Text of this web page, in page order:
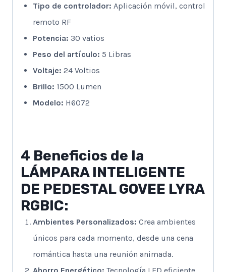
Tipo de controlador: ‎Aplicación móvil, control
remoto RF
Potencia: ‎30 vatios
Peso del artículo: ‎5 Libras
Voltaje: ‎24 Voltios
Brillo: ‎1500 Lumen
Modelo: H6072
4 Beneficios de la
LÁMPARA INTELIGENTE
DE PEDESTAL GOVEE LYRA
RGBIC:
Ambientes Personalizados: Crea ambientes
únicos para cada momento, desde una cena
romántica hasta una reunión animada.
Ahorro Energético: Tecnología LED eficiente